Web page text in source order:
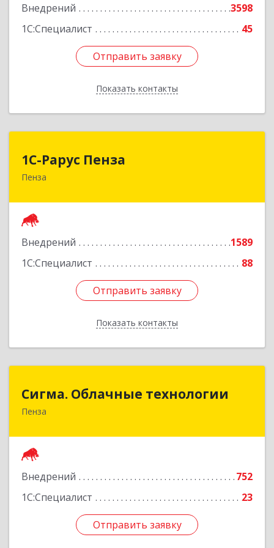
Внедрений
3598
1С:Специалист
45
Отправить заявку
Показать контакты
Отправить заявку
Назад
1С-Рарус Пенза
Пенза
Внедрений
1589
1С:Специалист
88
Отправить заявку
Показать контакты
440028, Пензенская обл, г.о. г.Пенза, Пенза г,
Отправить заявку
Назад
Сигма. Облачные технологии
Пенза
Внедрений
752
1С:Специалист
23
Отправить заявку
Сигма. Облачные технологии
440052, Пензенская обл, Пенза г, Куйбышева ул,
Отправить заявку